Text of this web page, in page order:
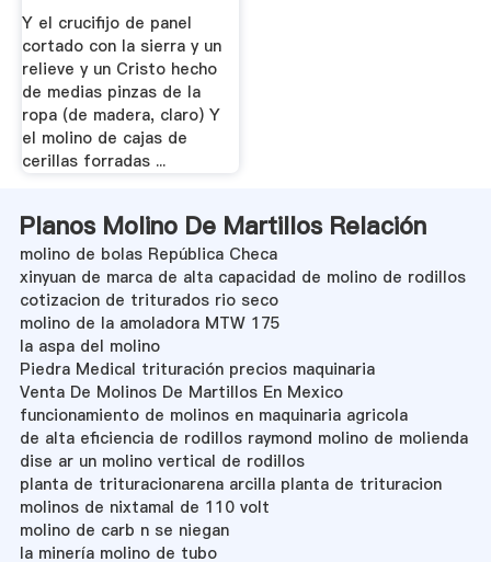
Y el crucifijo de panel
cortado con la sierra y un
relieve y un Cristo hecho
de medias pinzas de la
ropa (de madera, claro) Y
el molino de cajas de
cerillas forradas ...
Planos Molino De Martillos Relación
molino de bolas República Checa
xinyuan de marca de alta capacidad de molino de rodillos
cotizacion de triturados rio seco
molino de la amoladora MTW 175
la aspa del molino
Piedra Medical trituración precios maquinaria
Venta De Molinos De Martillos En Mexico
funcionamiento de molinos en maquinaria agricola
de alta eficiencia de rodillos raymond molino de molienda
dise ar un molino vertical de rodillos
planta de trituracionarena arcilla planta de trituracion
molinos de nixtamal de 110 volt
molino de carb n se niegan
la minería molino de tubo